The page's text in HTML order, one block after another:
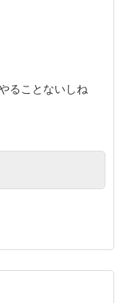
ることないしね